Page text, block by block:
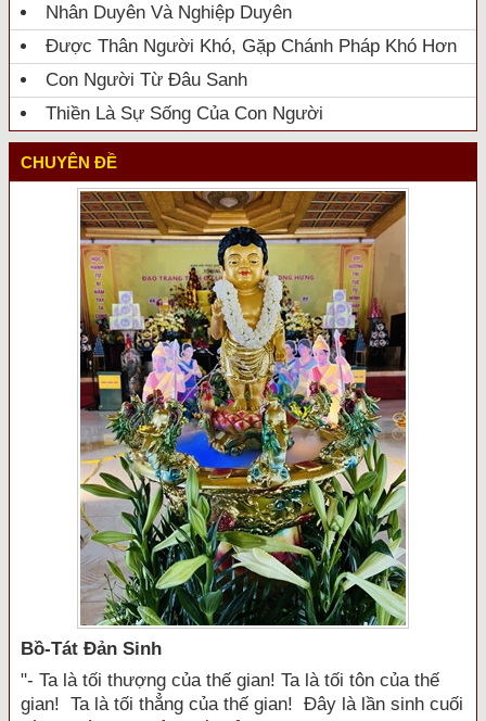
Nhân Duyên Và Nghiệp Duyên
Được Thân Người Khó, Gặp Chánh Pháp Khó Hơn
Con Người Từ Đâu Sanh
Thiền Là Sự Sống Của Con Người
CHUYÊN ĐỀ
Bồ-Tát Đản Sinh
"- Ta là tối thượng của thế gian! Ta là tối tôn của thế
gian! Ta là tối thẳng của thế gian! Đây là lần sinh cuối